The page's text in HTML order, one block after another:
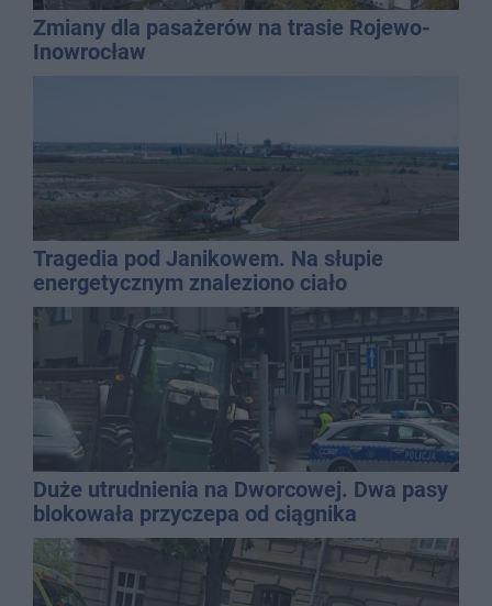
Zmiany dla pasażerów na trasie Rojewo-
Inowrocław
Tragedia pod Janikowem. Na słupie
energetycznym znaleziono ciało
mężczyzny
Duże utrudnienia na Dworcowej. Dwa pasy
blokowała przyczepa od ciągnika